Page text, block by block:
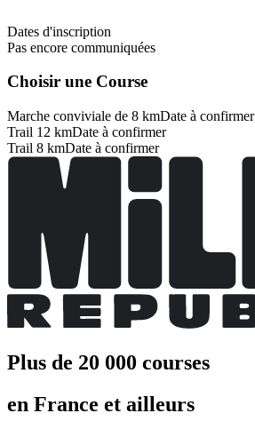
Dates d'inscription
Pas encore communiquées
Choisir une Course
Marche conviviale de 8 kmDate à confirmer
Trail 12 kmDate à confirmer
Trail 8 kmDate à confirmer
Plus de 20 000 courses
en France et ailleurs